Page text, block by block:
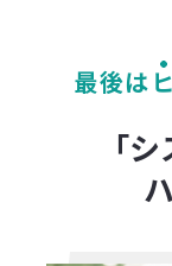
最後は
「